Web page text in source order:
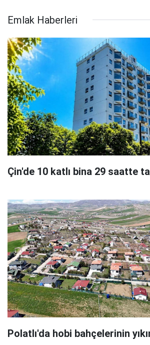
Emlak Haberleri
Çin'de 10 katlı bina 29 saatte
Polatlı'da hobi bahçelerinin